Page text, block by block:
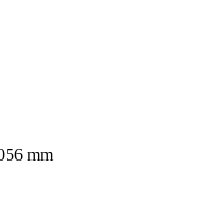
mm